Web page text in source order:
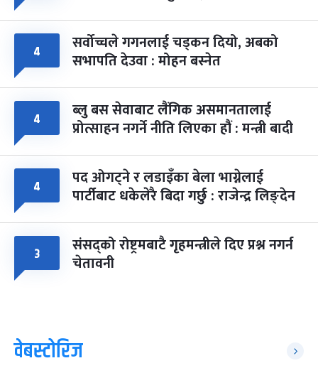
४ सर्वोच्चले गगनलाई चड्कन दियो, अबको
सभापति देउवा : मोहन बस्नेत
४ ब्लु बस सेवाबाट लैंगिक असमानतालाई
प्रोत्साहन नगर्ने नीति लिएका हौं : मन्त्री बादी
४ पद ओगट्ने र लडाइँका बेला भाग्नेलाई
पार्टीबाट धकेलेरै बिदा गर्छु : राजेन्द्र लिङ्देन
३ संसद्को रोष्ट्रमबाटै गृहमन्त्रीले दिए प्रश्न नगर्न
चेतावनी
वेबस्टोरिज